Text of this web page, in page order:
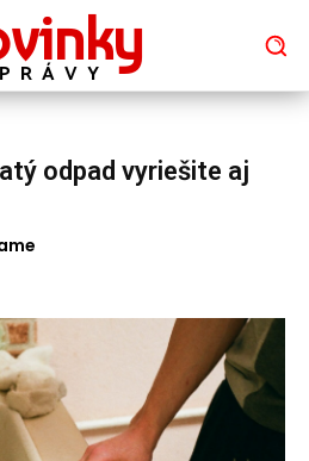
odpad vyriešite aj